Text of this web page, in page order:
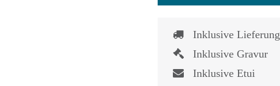
1.825,- €
Inklusive Lieferung
Inklusive Gravur
Inklusive Etui